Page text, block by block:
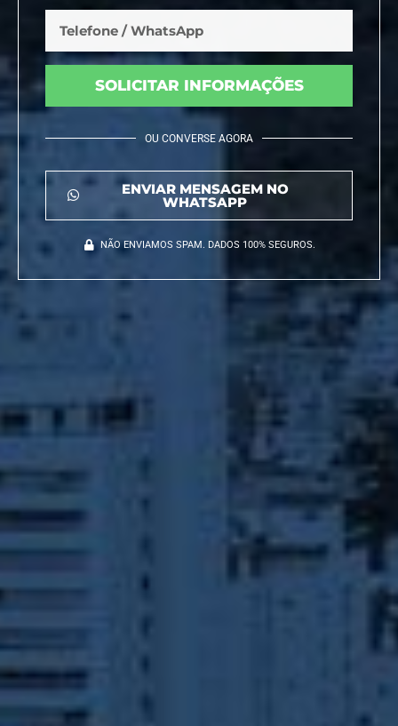
SOLICITAR INFORMAÇÕES
OU CONVERSE AGORA
ENVIAR MENSAGEM NO
WHATSAPP
NÃO ENVIAMOS SPAM. DADOS 100% SEGUROS.